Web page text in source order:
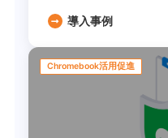
導入事例
Chromebook活用促進